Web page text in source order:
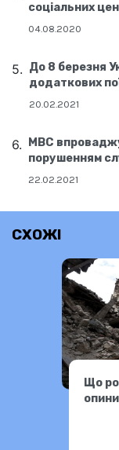
соціальних
04.08.2020
До 8 березня
додаткових
20.02.2021
МВС
порушенням
22.02.2021
СХОЖІ
Що